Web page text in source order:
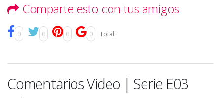
Comparte esto con tus amigos
0 0 0 0 Total:
Comentarios Video | Serie E03